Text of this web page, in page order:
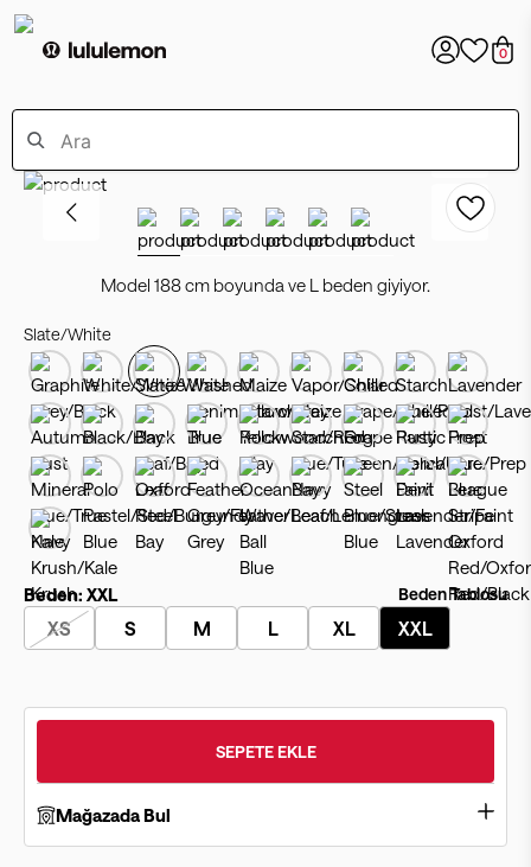
0
Model 188 cm boyunda ve L beden giyiyor.
Slate/White
Beden: XXL Beden Tablosu
XS S M L XL XXL
SEPETE EKLE
Mağazada Bul